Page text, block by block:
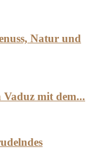
Natur und
Vaduz mit dem...